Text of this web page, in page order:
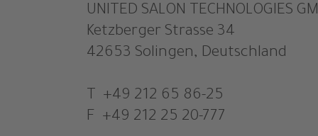
UNITED SALON TECHNOLOGIES
Ketzberger Strasse 34
42653 Solingen, Deutschland
T +49 212 65 86-25
F +49 212 25 20-777